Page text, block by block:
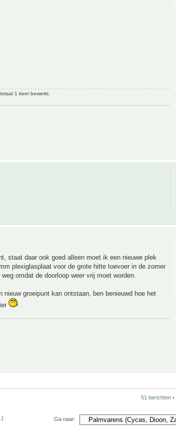
1 keer bewerkt.
staat daar ook goed alleen moet ik een nieuwe plek
plexiglasplaat voor de grote hitte toevoer in de zomer
omdat de doorloop weer vrij moet worden.
groeipunt kan ontstaan, ben benieuwd hoe het
51 berichten •
Ga naar: